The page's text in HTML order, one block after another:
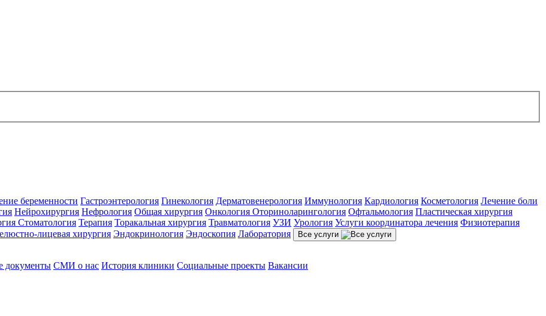
беременности Гастроэнтерология Гинекология Дерматовенерология Иммунология Кардиология Косметология Лечение боли
Нейрохирургия Нефрология Общая хирургия Онкология Оториноларингология Офтальмология Пластическая хирургия
Стоматология Терапия Торакальная хирургия Травматология УЗИ Урология Услуги координатора лечения Физиотерапия
лицевая хирургия Эндокринология Эндоскопия Лаборатория Все услуги
документы СМИ о нас История клиники Социальные проекты Вакансии